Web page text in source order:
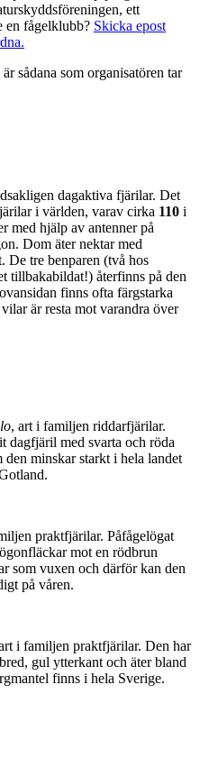
ett
en fågelklubb? Skicka epost
är sådana som organisatören tar
dagaktiva fjärilar. Det
i världen, varav cirka 110 i
med hjälp av antenner på
Dom äter nektar med
De tre benparen (två hos
tillbakabildat!) återfinns på den
finns ofta färgstarka
är resta mot varandra över
, art i familjen riddarfjärilar.
med svarta och röda
minskar starkt i hela landet
praktfjärilar. Påfågelögat
mot en rödbrun
som vuxen och därför kan den
på våren.
i familjen praktfjärilar. Den har
gul ytterkant och äter bland
finns i hela Sverige.